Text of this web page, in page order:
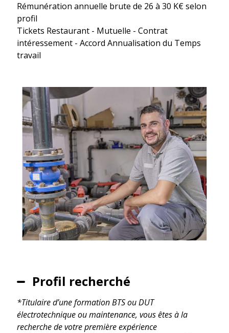
Rémunération annuelle brute de 26 à 30 K€ selon
profil
Tickets Restaurant - Mutuelle - Contrat
intéressement - Accord Annualisation du Temps
travail
Profil recherché
*Titulaire d’une formation BTS ou DUT
électrotechnique ou maintenance, vous êtes à la
recherche de votre première expérience